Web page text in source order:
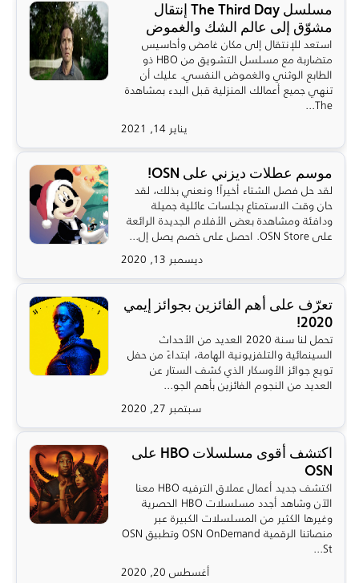
مسلسل The Third Day إنتقال
مشوّق إلى عالم الشك والغموض
استعد للإنتقال إلى مكان غامض وأحاسيس
متضاربة مع مسلسل التشويق من HBO ذو
الطابع الوثني والغموض النفسي. عليك أن
تنهي جميع أعمالك المنزلية قبل البدء بمشاهدة
The...
يناير 14, 2021
موسم عطلات ديزني على OSN!
لقد حل فصل الشتاء أخيراً! ونعني بذلك، لقد
حان وقت الاستمتاع بجلسات عائلية جميلة
ودافئة ومشاهدة بعض الأفلام الجديدة الرائعة
على OSN Store. احصل على خصم يصل إل...
ديسمبر 13, 2020
تعرّف على أهم الفائزين بجوائز إيمي
2020!
تحمل لنا سنة 2020 العديد من الأحداث
السينمائية والتلفزيونية الهامة، ابتداءً من حفل
تويع جوائز الأوسكار الذي كشف الستار عن
العديد من النجوم الفائزين بأهم الجو...
سبتمبر 27, 2020
اكتشف أقوى مسلسلات HBO على
OSN
اكتشف جديد أعمال عملاق الترفيه HBO معنا
الآن وشاهد أجدد مسلسلات HBO الحصرية
وغيرها الكثير من المسلسلات الكبيرة عبر
منصاتنا الرقمية OSN OnDemand وتطبيق OSN
St...
أغسطس 20, 2020